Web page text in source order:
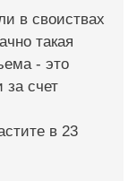
в своиствах
такая
- это
за счет
в 23